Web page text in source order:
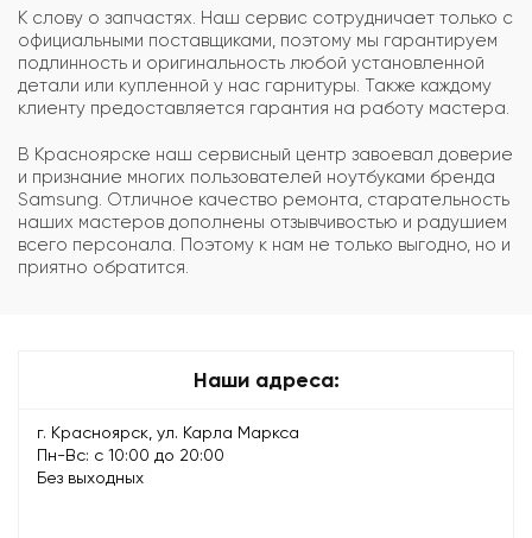
К слову о запчастях. Наш сервис сотрудничает только с
официальными поставщиками, поэтому мы гарантируем
подлинность и оригинальность любой установленной
детали или купленной у нас гарнитуры. Также каждому
клиенту предоставляется гарантия на работу мастера.
В Красноярске наш сервисный центр завоевал доверие
и признание многих пользователей ноутбуками бренда
Samsung. Отличное качество ремонта, старательность
наших мастеров дополнены отзывчивостью и радушием
всего персонала. Поэтому к нам не только выгодно, но и
приятно обратится.
Наши адреса:
г. Красноярск, ул. Карла Маркса
Пн-Вс: с 10:00 до 20:00
Без выходных